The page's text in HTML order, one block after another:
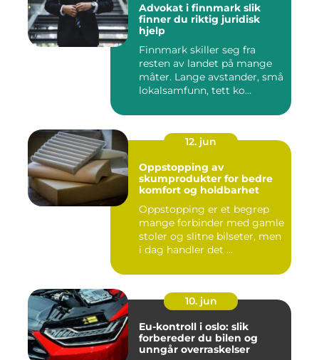
Advokat i finnmark slik
finner du riktig juridisk
hjelp
Finnmark skiller seg fra
resten av landet på mange
måter. Lange avstander, små
lokalsamfunn, tett ko...
12. jun
Oppstopping av
skumprodukter for bedre
komfort og holdbarhet
Oppstopping er et begrep
mange forbinder med gamle
stoler og slitne bilseter, men
i dag handler det ...
10. jun
Eu-kontroll i oslo: slik
forbereder du bilen og
unngår overraskelser